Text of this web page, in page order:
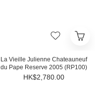
La Vieille Julienne Chateauneuf
du Pape Reserve 2005 (RP100)
HK$2,780.00